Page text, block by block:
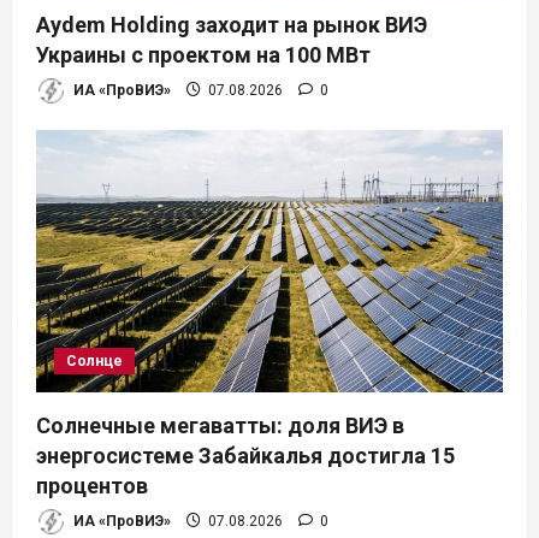
Aydem Holding заходит на рынок ВИЭ
Украины с проектом на 100 МВт
ИА «ПроВИЭ» 07.08.2026 0
Солнце
Солнечные мегаватты: доля ВИЭ в
энергосистеме Забайкалья достигла 15
процентов
ИА «ПроВИЭ» 07.08.2026 0